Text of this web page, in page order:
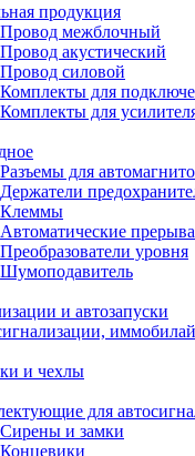
продукция
Провод межблочный
Провод акустический
Провод силовой
Комплекты для
Комплекты для
Разъемы для
Держатели
Клеммы
Автоматические
Преобразователи уровня
Шумоподавитель
и автозапуски
и чехлы
для
Сирены и замки
Концевики